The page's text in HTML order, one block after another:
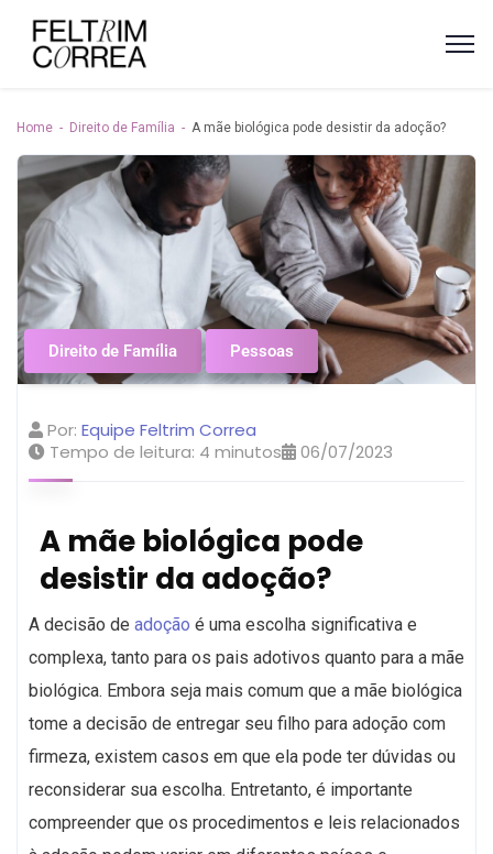
Home Direito de Família A mãe biológica pode desistir da adoção?
Direito de Família Pessoas
Por: Equipe Feltrim Correa
Tempo de leitura: 4 minutos 06/07/2023
A mãe biológica pode
desistir da adoção?
A decisão de adoção é uma escolha significativa e
complexa, tanto para os pais adotivos quanto para a mãe
biológica. Embora seja mais comum que a mãe biológica
tome a decisão de entregar seu filho para adoção com
firmeza, existem casos em que ela pode ter dúvidas ou
reconsiderar sua escolha. Entretanto, é importante
compreender que os procedimentos e leis relacionados